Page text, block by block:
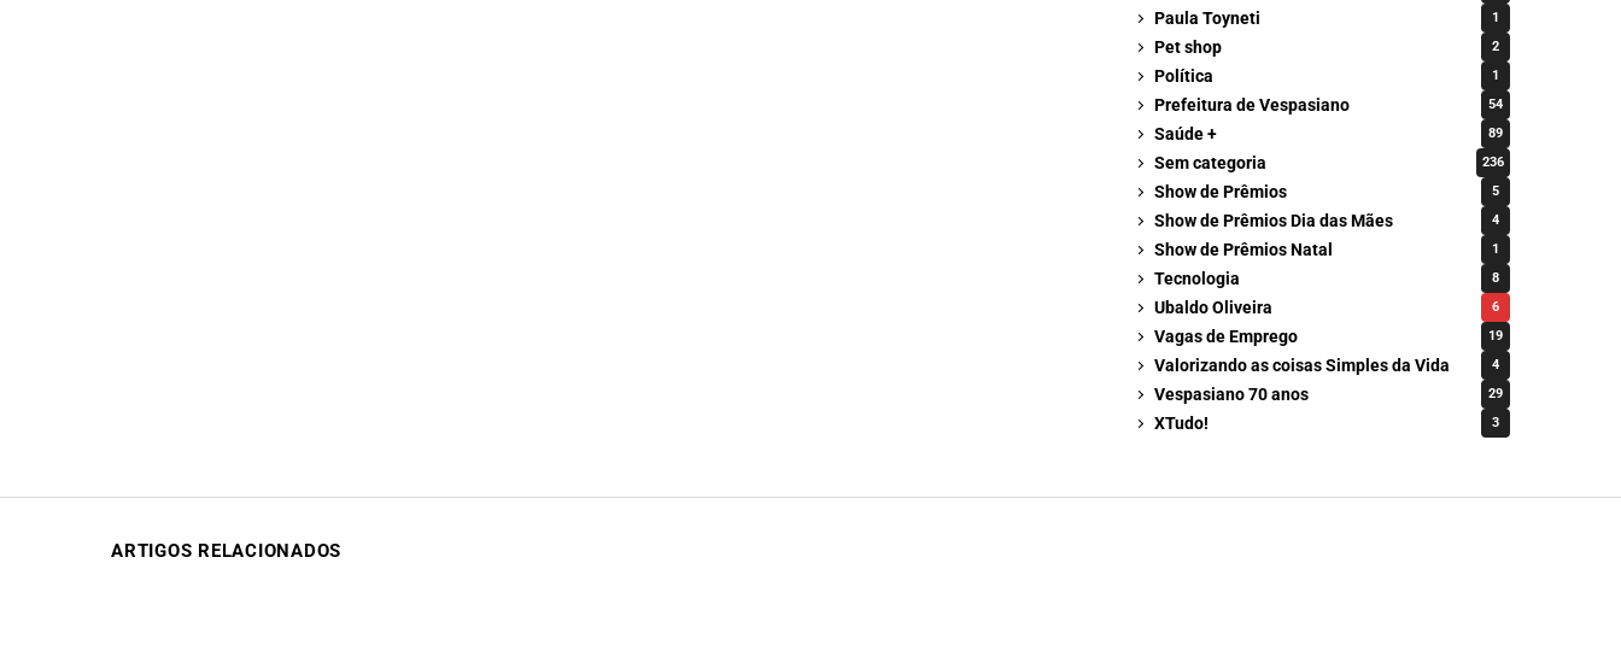
Paula Toyneti 1
Pet shop 2
Política 1
Prefeitura de Vespasiano 54
Saúde + 89
Sem categoria 236
Show de Prêmios 5
Show de Prêmios Dia das Mães 4
Show de Prêmios Natal 1
Tecnologia 8
Ubaldo Oliveira 6
Vagas de Emprego 19
Valorizando as coisas Simples da Vida 4
Vespasiano 70 anos 29
XTudo! 3
ARTIGOS RELACIONADOS